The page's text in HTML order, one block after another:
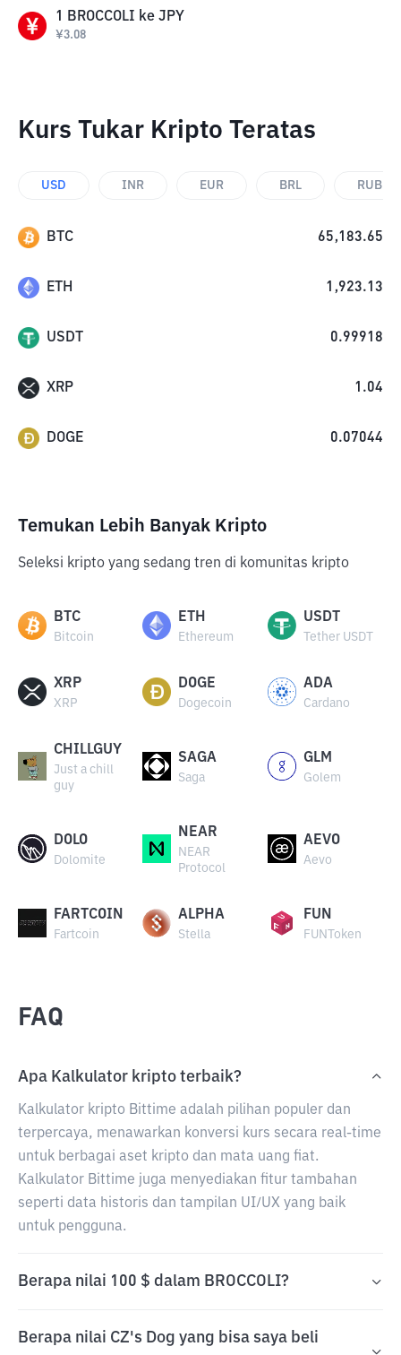
1 BROCCOLI ke JPY
¥3.08
Kurs Tukar Kripto Teratas
USD INR EUR BRL RUB
BTC 65,183.65
ETH 1,923.13
USDT 0.99918
XRP 1.04
DOGE 0.07044
Temukan Lebih Banyak Kripto
Seleksi kripto yang sedang tren di komunitas kripto
BTC
Bitcoin
ETH
Ethereum
USDT
Tether USDT
XRP
XRP
DOGE
Dogecoin
ADA
Cardano
CHILLGUY
Just a chill
guy
SAGA
Saga
GLM
Golem
DOLO
Dolomite
NEAR
NEAR
Protocol
AEVO
Aevo
FARTCOIN
Fartcoin
ALPHA
Stella
FUN
FUNToken
FAQ
Apa Kalkulator kripto terbaik?
Kalkulator kripto Bittime adalah pilihan populer dan
terpercaya, menawarkan konversi kurs secara real-time
untuk berbagai aset kripto dan mata uang fiat.
Kalkulator Bittime juga menyediakan fitur tambahan
seperti data historis dan tampilan UI/UX yang baik
untuk pengguna.
Berapa nilai 100 $ dalam BROCCOLI?
Berapa nilai CZ's Dog yang bisa saya beli